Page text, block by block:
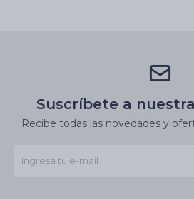
Suscríbete a
Recibe todas las novedades y